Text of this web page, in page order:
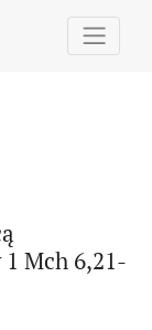
Mch 6,21-